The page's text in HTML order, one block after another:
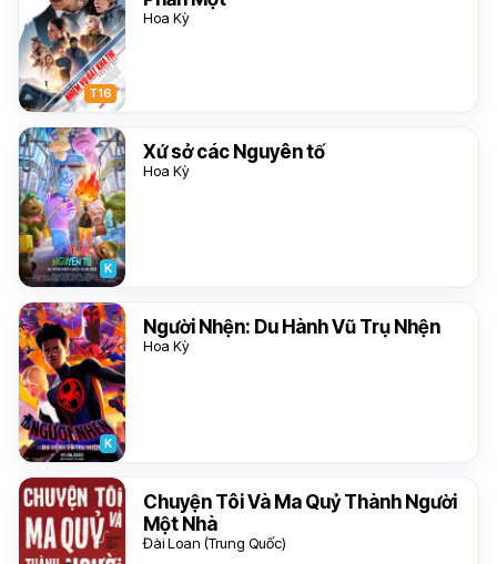
T16
Hoa Kỳ
K
Xứ sở các Nguyên tố
Hoa Kỳ
K
Người Nhện: Du Hành Vũ Trụ Nhện
Hoa Kỳ
Chuyện Tôi Và Ma Quỷ Thành Người
Một Nhà
Đài Loan (Trung Quốc)